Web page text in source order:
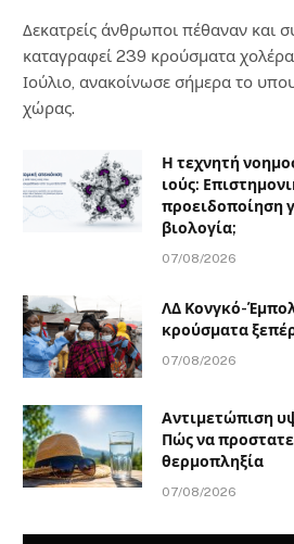
Δεκατρείς άνθρωποι πέθαναν και
καταγραφεί 239 κρούσματα
Ιούλιο, ανακοίνωσε σήμερα το
χώρας.
Η τεχνητή
ιούς:
προειδοποίηση
βιολογία;
07/08/2026
ΛΔ Κονγκό-
κρούσματα
07/08/2026
Αντιμετώπιση
Πώς να
θερμοπληξία
07/08/2026